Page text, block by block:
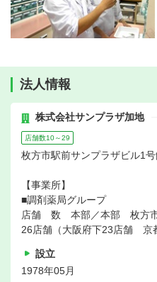
法人情報
株式会社サンプラザ加地
店舗数10～29
枚方市駅前サンプラザビル1
【事業所】
■調剤薬局グループ
店舗 数 本部／本部 枚方市
26店舗（大阪府下23店舗 京
設立
1978年05月